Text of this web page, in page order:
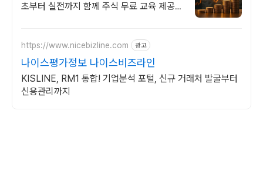
초부터 실전까지 함께 주식 무료 교육 제공,
https://www.nicebizline.com 광고
나이스평가정보 나이스비즈라인
KISLINE, RM1 통합! 기업분석 포털, 신규 거래처 발굴부터
신용관리까지